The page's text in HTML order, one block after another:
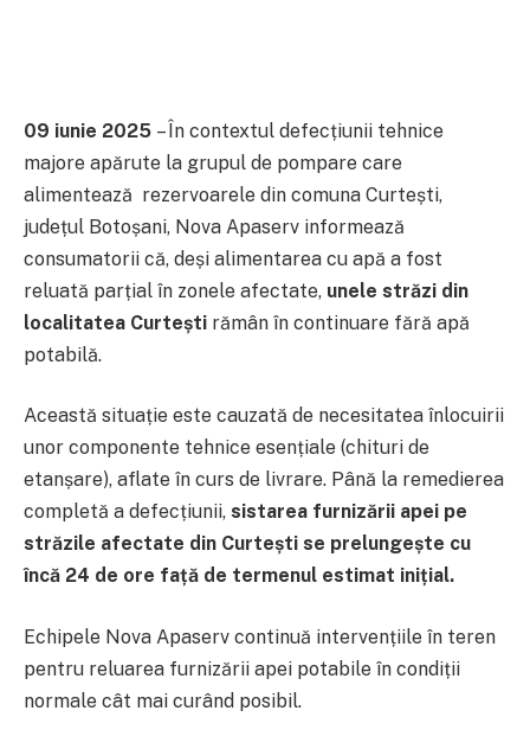
09 iunie 2025 – În contextul defecțiunii tehnice
majore apărute la grupul de pompare care
alimentează rezervoarele din comuna Curtești,
județul Botoșani, Nova Apaserv informează
consumatorii că, deși alimentarea cu apă a fost
reluată parțial în zonele afectate, unele străzi din
localitatea Curtești rămân în continuare fără apă
potabilă.
Această situație este cauzată de necesitatea înlocuirii
unor componente tehnice esențiale (chituri de
etanșare), aflate în curs de livrare. Până la remedierea
completă a defecțiunii, sistarea furnizării apei pe
străzile afectate din Curtești se prelungește cu
încă 24 de ore față de termenul estimat inițial.
Echipele Nova Apaserv continuă intervențiile în teren
pentru reluarea furnizării apei potabile în condiții
normale cât mai curând posibil.